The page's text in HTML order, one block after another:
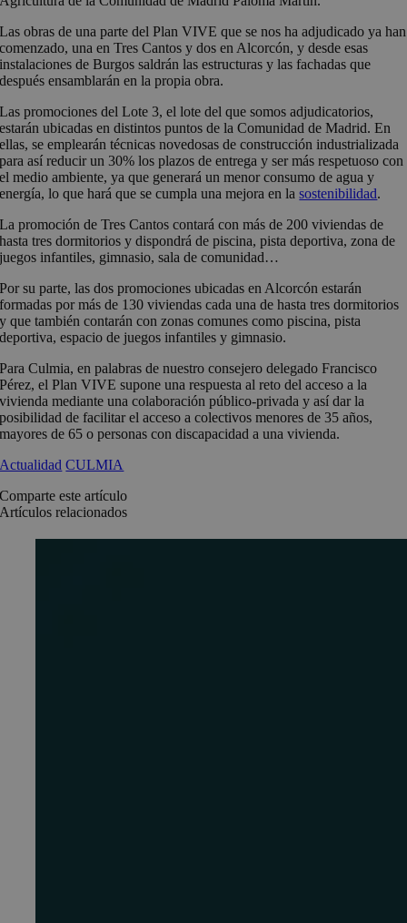
Las obras de una parte del Plan VIVE que se nos ha adjudicado ya han
comenzado, una en Tres Cantos y dos en Alcorcón, y desde esas
instalaciones de Burgos saldrán las estructuras y las fachadas que
después ensamblarán en la propia obra.
Las promociones del Lote 3, el lote del que somos adjudicatorios,
estarán ubicadas en distintos puntos de la Comunidad de Madrid. En
ellas, se emplearán técnicas novedosas de construcción industrializada
para así reducir un 30% los plazos de entrega y ser más respetuoso con
el medio ambiente, ya que generará un menor consumo de agua y
energía, lo que hará que se cumpla una mejora en lasostenibilidad.
La promoción de Tres Cantos contará con más de 200 viviendas de
hasta tres dormitorios y dispondrá de piscina, pista deportiva, zona de
juegos infantiles, gimnasio, sala de comunidad…
Por su parte, las dos promociones ubicadas en Alcorcón estarán
formadas por más de 130 viviendas cada una de hasta tres dormitorios
y que también contarán con zonas comunes como piscina, pista
deportiva, espacio de juegos infantiles y gimnasio.
Para Culmia, en palabras de nuestro consejero delegado Francisco
Pérez, el Plan VIVE supone una respuesta al reto del acceso a la
vivienda mediante una colaboración público-privada y así dar la
posibilidad de facilitar el acceso a colectivos menores de 35 años,
mayores de 65 o personas con discapacidad a una vivienda.
Actualidad CULMIA
Comparte este artículo
Artículos relacionados